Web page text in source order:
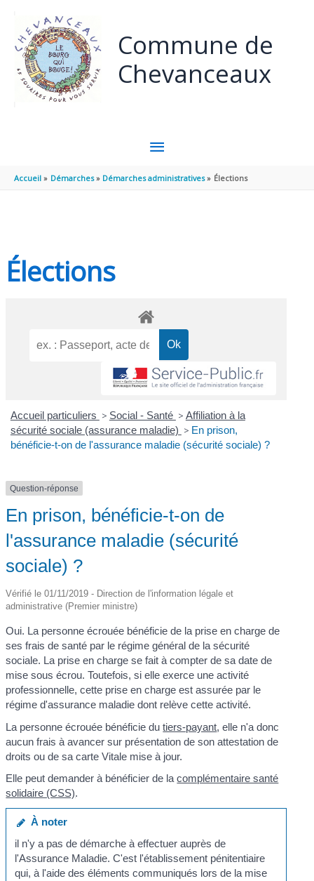
Commune de
Chevanceaux
MENU
PRINCIPAL
Accueil Démarches Démarches administratives Élections
Élections
Accueil particuliers > Social - Santé > Affiliation à la
sécurité sociale (assurance maladie) > En prison,
bénéficie-t-on de l'assurance maladie (sécurité sociale) ?
Question-réponse
En prison, bénéficie-t-on de
l'assurance maladie (sécurité
sociale) ?
Vérifié le 01/11/2019 - Direction de l'information légale et
administrative (Premier ministre)
Oui. La personne écrouée bénéficie de la prise en charge de
ses frais de santé par le régime général de la sécurité
sociale. La prise en charge se fait à compter de sa date de
mise sous écrou. Toutefois, si elle exerce une activité
professionnelle, cette prise en charge est assurée par le
régime d'assurance maladie dont relève cette activité.
La personne écrouée bénéficie dutiers-payant, elle n'a donc
aucun frais à avancer sur présentation de son attestation de
droits ou de sa carte Vitale mise à jour.
Elle peut demander à bénéficier de lacomplémentaire santé
solidaire (CSS).
À noter
il n'y a pas de démarche à effectuer auprès de
l'Assurance Maladie. C'est l'établissement pénitentiaire
qui, à l'aide des éléments communiqués lors de la mise